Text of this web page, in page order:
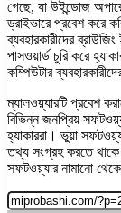
গেছে, যা উইন্ডোজ
ড্রাইভারে প্রবেশ করে
ব্যবহারকারীদের
পাসওয়ার্ড চুরি করে
কম্পিউটার
ম্যালওয়্যারটি প্রবেশ
বিভিন্ন জনপ্রিয়
হ্যাকাররা। ভুয়া
তথ্য সংগ্রহ করতে
সফটওয়্যার নামানো থেকে